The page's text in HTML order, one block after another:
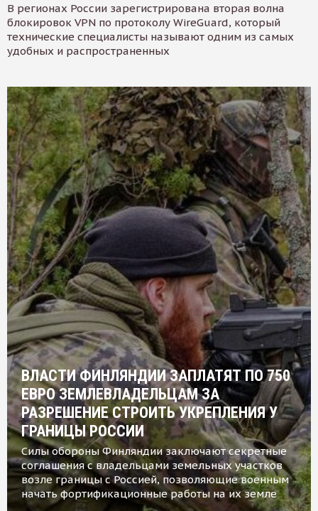
В регионах России зарегистрирована вторая волна
блокировок VPN по протоколу WireGuard, который
технические специалисты называют одним из самых
удобных и распространенных
ВЛАСТИ ФИНЛЯНДИИ ЗАПЛАТЯТ ПО 750
ЕВРО ЗЕМЛЕВЛАДЕЛЬЦАМ ЗА
РАЗРЕШЕНИЕ СТРОИТЬ УКРЕПЛЕНИЯ У
ГРАНИЦЫ РОССИИ
Силы обороны Финляндии заключают секретные
соглашения с владельцами земельных участков
возле границы с Россией, позволяющие военным
начать фортификационные работы на их земле